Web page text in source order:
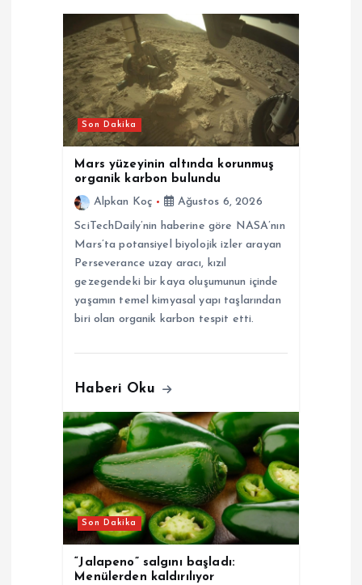
Son Dakika
Mars yüzeyinin altında korunmuş
organik karbon bulundu
Alpkan Koç
Ağustos 6, 2026
SciTechDaily’nin haberine göre NASA’nın
Mars’ta potansiyel biyolojik izler arayan
Perseverance uzay aracı, kızıl
gezegendeki bir kaya oluşumunun içinde
yaşamın temel kimyasal yapı taşlarından
biri olan organik karbon tespit etti.
Haberi Oku
Son Dakika
“Jalapeno” salgını başladı:
Menülerden kaldırılıyor